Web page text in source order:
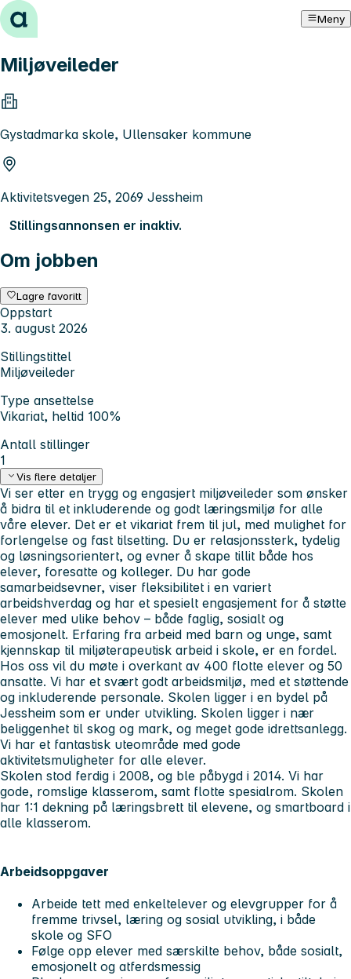
Hopp til innhold Meny
Miljøveileder
Gystadmarka skole, Ullensaker kommune
Aktivitetsvegen 25, 2069 Jessheim
Stillingsannonsen er inaktiv.
Om jobben
Lagre favoritt
Oppstart
3. august 2026
Stillingstittel
Miljøveileder
Type ansettelse
Vikariat, heltid 100%
Antall stillinger
1
Vis flere detaljer
Vi ser etter en trygg og engasjert miljøveileder som ønsker
å bidra til et inkluderende og godt læringsmiljø for alle
våre elever. Det er et vikariat frem til jul, med mulighet for
forlengelse og fast tilsetting. Du er relasjonssterk, tydelig
og løsningsorientert, og evner å skape tillit både hos
elever, foresatte og kolleger. Du har gode
samarbeidsevner, viser fleksibilitet i en variert
arbeidshverdag og har et spesielt engasjement for å støtte
elever med ulike behov – både faglig, sosialt og
emosjonelt. Erfaring fra arbeid med barn og unge, samt
kjennskap til miljøterapeutisk arbeid i skole, er en fordel.
Hos oss vil du møte i overkant av 400 flotte elever og 50
ansatte. Vi har et svært godt arbeidsmiljø, med et støttende
og inkluderende personale. Skolen ligger i en bydel på
Jessheim som er under utvikling. Skolen ligger i nær
beliggenhet til skog og mark, og meget gode idrettsanlegg.
Vi har et fantastisk uteområde med gode
aktivitetsmuligheter for alle elever.
Skolen stod ferdig i 2008, og ble påbygd i 2014. Vi har
gode, romslige klasserom, samt flotte spesialrom. Skolen
har 1:1 dekning på læringsbrett til elevene, og smartboard i
alle klasserom.
Arbeidsoppgaver
Arbeide tett med enkeltelever og elevgrupper for å
fremme trivsel, læring og sosial utvikling, i både
skole og SFO
Følge opp elever med særskilte behov, både sosialt,
emosjonelt og atferdsmessig